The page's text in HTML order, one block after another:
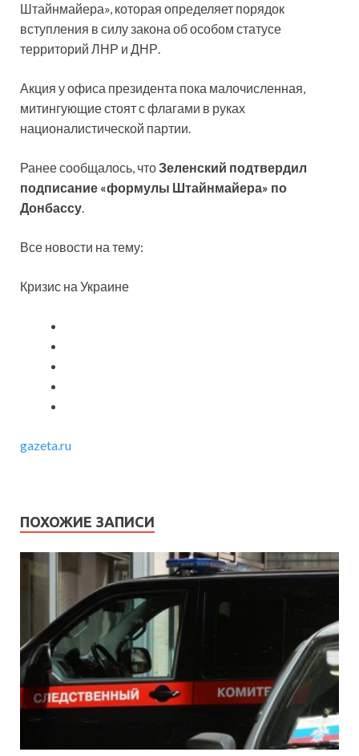
Штайнмайера», которая определяет порядок
вступления в силу закона об особом статусе
территорий ЛНР и ДНР.
Акция у офиса президента пока малочисленная,
митингующие стоят с флагами в руках
националистической партии.
Ранее сообщалось, чтоЗеленский подтвердил
подписание «формулы Штайнмайера» по
Донбассу.
Все новости на тему:
Кризис на Украине
gazeta.ru
ПОХОЖИЕ ЗАПИСИ